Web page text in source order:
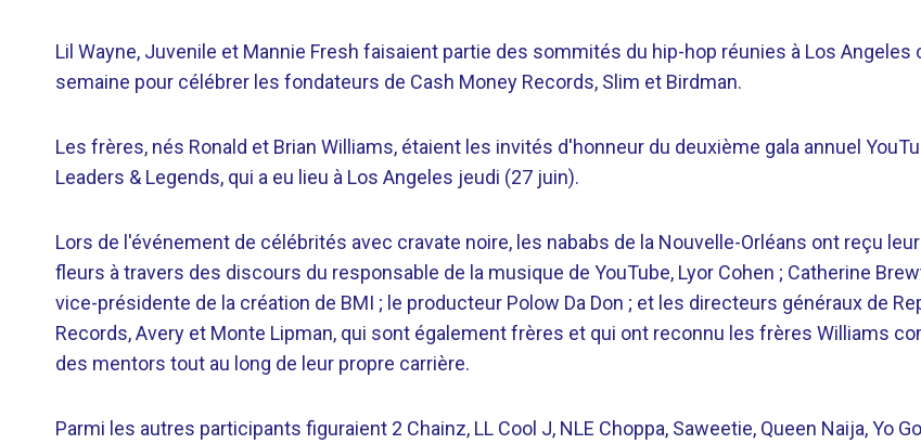
Lil Wayne, Juvenile et Mannie Fresh faisaient partie des sommités du hip-hop réunies à Los Angeles
semaine pour célébrer les fondateurs de Cash Money Records, Slim et Birdman.
Les frères, nés Ronald et Brian Williams, étaient les invités d'honneur du deuxième gala annuel
Leaders & Legends, qui a eu lieu à Los Angeles jeudi (27 juin).
Lors de l'événement de célébrités avec cravate noire, les nababs de la Nouvelle-Orléans ont reçu
fleurs à travers des discours du responsable de la musique de YouTube, Lyor Cohen ; Catherine
vice-présidente de la création de BMI ; le producteur Polow Da Don ; et les directeurs généraux de
Records, Avery et Monte Lipman, qui sont également frères et qui ont reconnu les frères Williams
des mentors tout au long de leur propre carrière.
Parmi les autres participants figuraient 2 Chainz, LL Cool J, NLE Choppa, Saweetie, Queen Naija, Yo